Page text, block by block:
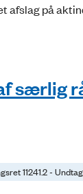
afslag på
særlig
11241.2 -